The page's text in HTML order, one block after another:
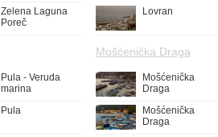
Zelena Laguna
Poreč
Pula - Veruda
marina
Pula
Lovran
Mošćenička Draga
Mošćenička
Draga
Mošćenička
Draga